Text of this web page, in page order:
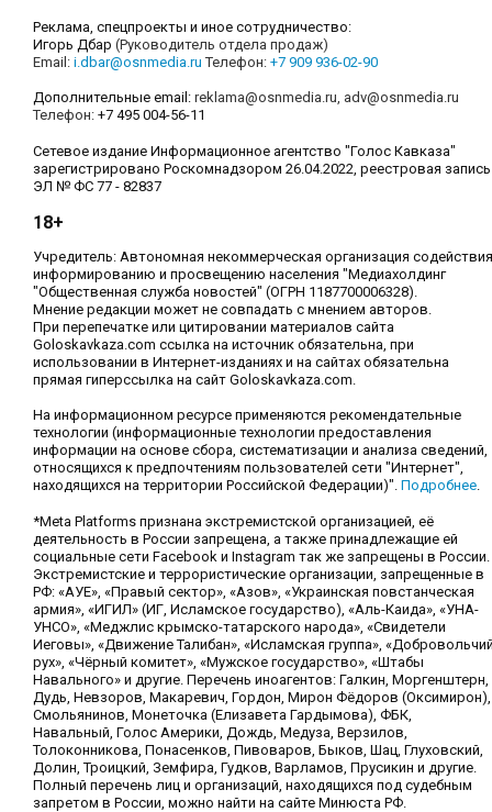
Реклама, спецпроекты и иное сотрудничество:
Игорь Дбар (Руководитель отдела продаж)
Email: i.dbar@osnmedia.ru Телефон: +7 909 936-02-90
Дополнительные email: reklama@osnmedia.ru adv@osnmedia.ru
Телефон: +7 495 004-56-11
Сетевое издание Информационное агентство "Голос Кавказа"
зарегистрировано Роскомнадзором 26.04.2022, реестровая запись
ЭЛ № ФС 77 - 82837
18+
Учредитель: Автономная некоммерческая организация содействия
информированию и просвещению населения "Медиахолдинг
"Общественная служба новостей" (ОГРН 1187700006328).
Мнение редакции может не совпадать с мнением авторов.
При перепечатке или цитировании материалов сайта
Goloskavkaza.com ссылка на источник обязательна, при
использовании в Интернет-изданиях и на сайтах обязательна
прямая гиперссылка на сайт Goloskavkaza.com.
На информационном ресурсе применяются рекомендательные
технологии (информационные технологии предоставления
информации на основе сбора, систематизации и анализа сведений,
относящихся к предпочтениям пользователей сети "Интернет",
находящихся на территории Российской Федерации)". Подробнее
*Meta Platforms признана экстремистской организацией, её
деятельность в России запрещена, а также принадлежащие ей
социальные сети Facebook и Instagram так же запрещены в России.
Экстремистские и террористические организации, запрещенные в
РФ: «АУЕ», «Правый сектор», «Азов», «Украинская повстанческая
армия», «ИГИЛ» (ИГ, Исламское государство), «Аль-Каида», «УНА-
УНСО», «Меджлис крымско-татарского народа», «Свидетели
Иеговы», «Движение Талибан», «Исламская группа»,
рух», «Чёрный комитет», «Мужское государство», «Штабы
Навального» и другие. Перечень иноагентов: Галкин, Моргенштерн,
Дудь, Невзоров, Макаревич, Гордон, Мирон Фёдоров (Оксимирон),
Смольянинов, Монеточка (Елизавета Гардымова), ФБК,
Навальный, Голос Америки, Дождь, Медуза, Верзилов,
Толоконникова, Понасенков, Пивоваров, Быков, Шац, Глуховский,
Долин, Троицкий, Земфира, Гудков, Варламов, Прусикин и другие.
Полный перечень лиц и организаций, находящихся под судебным
запретом в России, можно найти на сайте Минюста РФ.